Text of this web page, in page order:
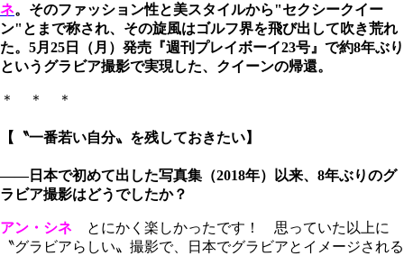
ネ。そのファッション性と美スタイルから"セクシークイー
ン"とまで称され、その旋風はゴルフ界を飛び出して吹き荒れ
た。5月25日（月）発売『週刊プレイボーイ23号』で約8年ぶり
というグラビア撮影で実現した、クイーンの帰還。
＊ ＊ ＊
【〝一番若い自分〟を残しておきたい】
――日本で初めて出した写真集（2018年）以来、8年ぶりのグ
ラビア撮影はどうでしたか？
アン・シネ とにかく楽しかったです！ 思っていた以上に
〝グラビアらしい〟撮影で、日本でグラビアとイメージされる